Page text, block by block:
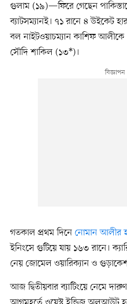
গুলাম (১৯)—ফিরে গেছেন
ব্যাটসম্যানই। ৭১ রানে ৪ উইকেট
বল নাইটওয়াচম্যান কাশিফ
সৌদি শাকিল (১৩*)।
গতকাল প্রথম দিনে নোমান আলীর
ইনিংসে গুটিয়ে যায় ১৬৩ রানে।
নেয় জোমেল ওয়ারিক্যান ও
আজ দ্বিতীয়বার ব্যাটিংয়ে নেমে